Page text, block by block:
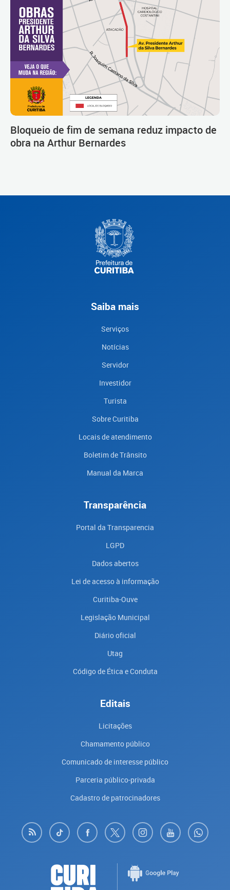
Bloqueio de fim de semana reduz impacto de
obra na Arthur Bernardes
Saiba mais
Serviços
Notícias
Servidor
Investidor
Turista
Sobre Curitiba
Locais de atendimento
Boletim de Trânsito
Manual da Marca
Transparência
Portal da Transparencia
LGPD
Dados abertos
Lei de acesso à informação
Curitiba-Ouve
Legislação Municipal
Diário oficial
Utag
Código de Ética e Conduta
Editais
Licitações
Chamamento público
Comunicado de interesse público
Parceria público-privada
Cadastro de patrocinadores